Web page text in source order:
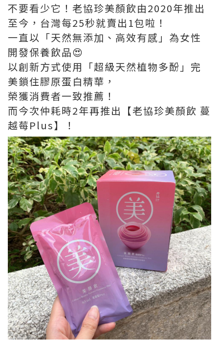
不要看少它！老協珍美顏飲由2020年推出
至今，台灣每25秒就賣出1包啦！
一直以「天然無添加、高效有感」為女性
開發保養飲品😍
以創新方式使用「超級天然植物多酚」完
美鎖住膠原蛋白精華，
榮獲消費者一致推薦！
而今次仲耗時2年再推出【老協珍美顏飲 蔓
越莓Plus】！